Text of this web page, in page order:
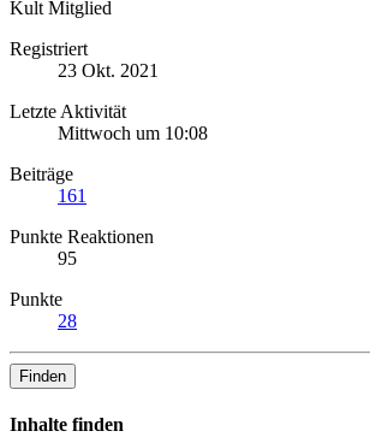
Kult Mitglied
Registriert
23 Okt. 2021
Letzte Aktivität
Mittwoch um 10:08
Beiträge
161
Punkte Reaktionen
95
Punkte
28
Finden
Inhalte finden